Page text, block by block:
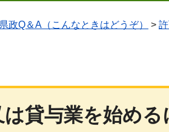
県政Q＆A（こんなときはどうぞ） >
貸与業を始める